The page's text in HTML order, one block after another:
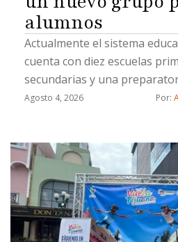
alumnos
Actualmente el sistema
cuenta con diez escuelas
secundarias y una
Agosto 4, 2026 Por: